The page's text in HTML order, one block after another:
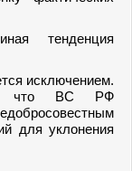
тенденция
исключением.
что ВС РФ
для уклонения